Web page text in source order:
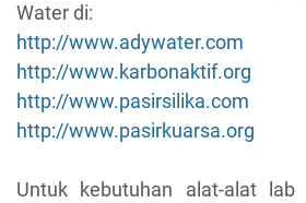
Water di:
http://www.adywater.com
http://www.karbonaktif.org
http://www.pasirsilika.com
http://www.pasirkuarsa.org
Untuk kebutuhan alat-alat lab